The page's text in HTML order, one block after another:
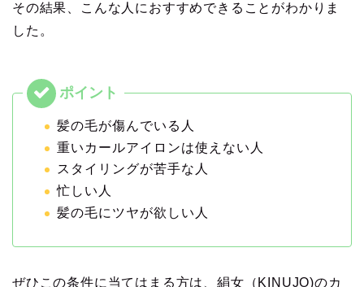
その結果、こんな人におすすめできることがわかりま
した。
髪の毛が傷んでいる人
重いカールアイロンは使えない人
スタイリングが苦手な人
忙しい人
髪の毛にツヤが欲しい人
ぜひこの条件に当てはまる方は、絹女（KINUJO)のカ